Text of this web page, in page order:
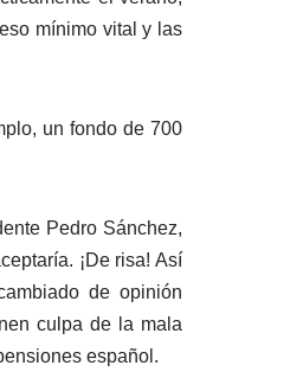
mínimo vital y las
un fondo de 700
Pedro Sánchez,
¡De risa! Así
de opinión
culpa de la mala
español.